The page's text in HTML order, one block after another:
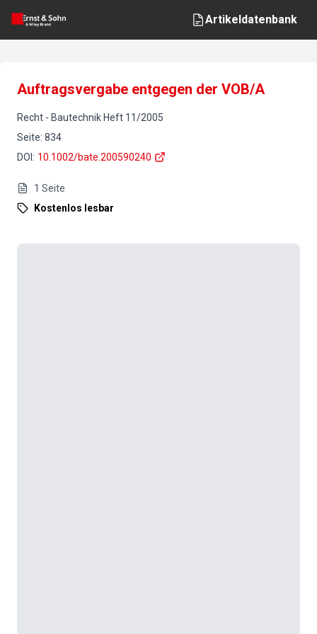
Artikeldatenbank
Auftragsvergabe entgegen der VOB/A
Recht - Bautechnik Heft 11/2005
Seite: 834
DOI : 10.1002/bate.200590240
1 Seite
Kostenlos lesbar